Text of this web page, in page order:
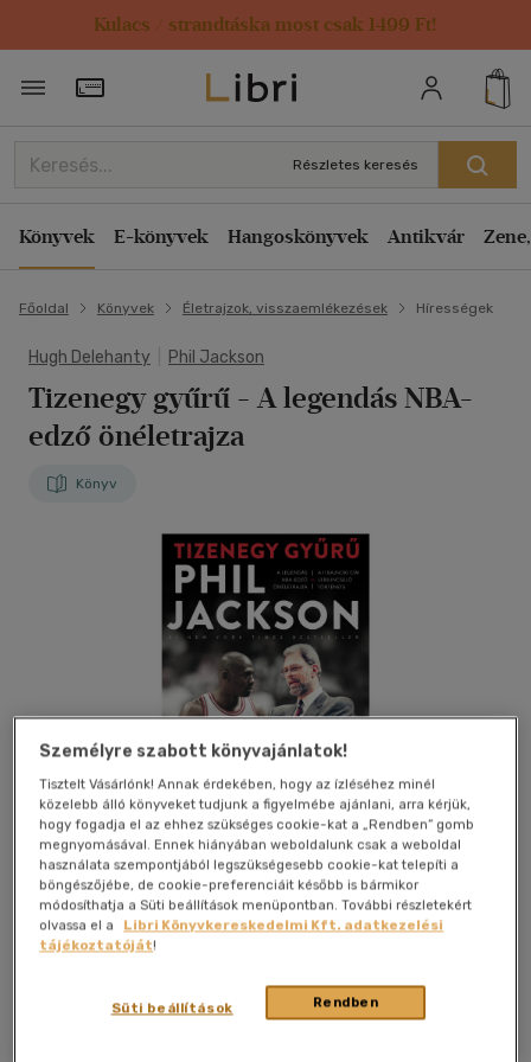
Kulacs / strandtáska most csak 1499 Ft!
Törzsvásárlói Kártya adatai
Részletes keresés
Könyvek E-könyvek Hangoskönyvek Antikvár
Főoldal Könyvek Életrajzok, visszaemlékezések Hírességek
Hugh Delehanty Phil Jackson
Tizenegy gyűrű - A legendás NBA-
edző önéletrajza
Könyv
Kívánságlistához adom Megosztom
G-Adam Stúdió Könyv-És Lapkiad|2024|magyar nyelvű
Személyre szabott könyvajánlatok!
Tisztelt Vásárlónk! Annak érdekében, hogy az ízléséhez minél
közelebb álló könyveket tudjunk a figyelmébe ajánlani, arra kérjük,
hogy fogadja el az ehhez szükséges cookie-kat a „Rendben” gomb
megnyomásával. Ennek hiányában weboldalunk csak a weboldal
használata szempontjából legszükségesebb cookie-kat telepíti a
böngészőjébe, de cookie-preferenciáit később is bármikor
módosíthatja a Süti beállítások menüpontban. További részletekért
olvassa el a
Libri Könyvkereskedelmi Kft. adatkezelési
tájékoztatóját!
Rendben
Süti beállítások